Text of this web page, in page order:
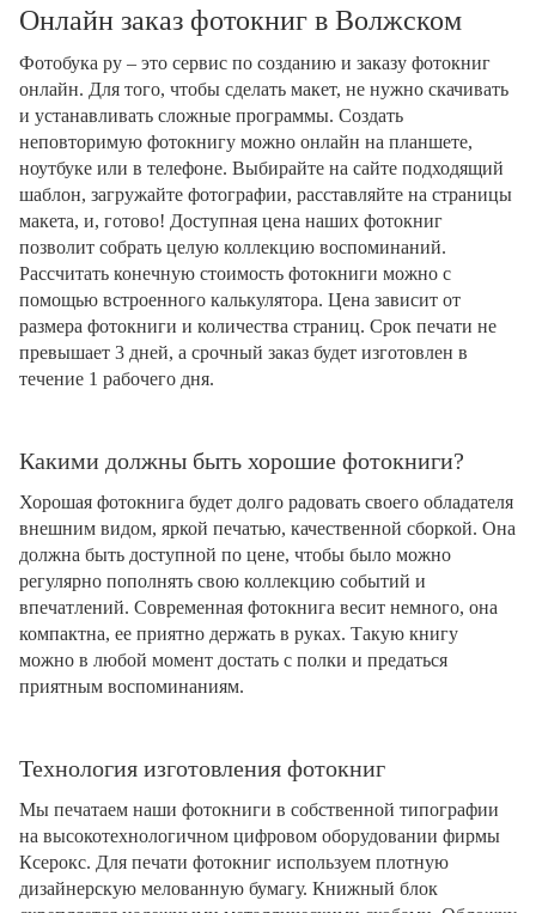
Онлайн заказ фотокниг в Волжском
Фотобука ру – это сервис по созданию и заказу фотокниг
онлайн. Для того, чтобы сделать макет, не нужно скачивать
и устанавливать сложные программы. Создать
неповторимую фотокнигу можно онлайн на планшете,
ноутбуке или в телефоне. Выбирайте на сайте подходящий
шаблон, загружайте фотографии, расставляйте на страницы
макета, и, готово! Доступная цена наших фотокниг
позволит собрать целую коллекцию воспоминаний.
Рассчитать конечную стоимость фотокниги можно с
помощью встроенного калькулятора. Цена зависит от
размера фотокниги и количества страниц. Срок печати не
превышает 3 дней, а срочный заказ будет изготовлен в
течение 1 рабочего дня.
Какими должны быть хорошие фотокниги?
Хорошая фотокнига будет долго радовать своего обладателя
внешним видом, яркой печатью, качественной сборкой. Она
должна быть доступной по цене, чтобы было можно
регулярно пополнять свою коллекцию событий и
впечатлений. Современная фотокнига весит немного, она
компактна, ее приятно держать в руках. Такую книгу
можно в любой момент достать с полки и предаться
приятным воспоминаниям.
Технология изготовления фотокниг
Мы печатаем наши фотокниги в собственной типографии
на высокотехнологичном цифровом оборудовании фирмы
Ксерокс. Для печати фотокниг используем плотную
дизайнерскую мелованную бумагу. Книжный блок